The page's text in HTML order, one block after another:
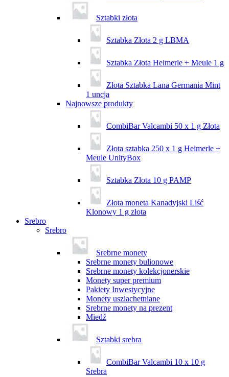
Sztabki złota
Sztabka Złota 2 g LBMA
Sztabka Złota Heimerle + Meule 1 g
Złota Sztabka Lana Germania Mint
1 uncja
Najnowsze produkty
CombiBar Valcambi 50 x 1 g Złota
Złota sztabka 250 x 1 g Heimerle +
Meule UnityBox
Sztabka Złota 10 g PAMP
Złota moneta Kanadyjski Liść
Klonowy 1 g złota
Srebro
Srebro
Srebrne monety
Srebrne monety bulionowe
Srebrne monety kolekcjonerskie
Monety super premium
Pakiety Inwestycyjne
Monety uszlachetniane
Srebrne monety na prezent
Miedź
Sztabki srebra
CombiBar Valcambi 10 x 10 g
Srebra